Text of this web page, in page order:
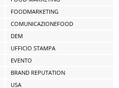
FOODMARKETING
COMUNICAZIONEFOOD
DEM
UFFICIO STAMPA
EVENTO
BRAND REPUTATION
USA